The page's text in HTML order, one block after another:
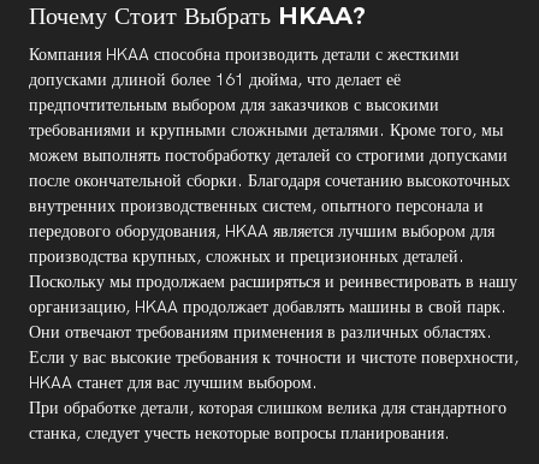
Почему Стоит Выбрать HKAA?
Компания HKAA способна производить детали с жесткими
допусками длиной более 161 дюйма, что делает её
предпочтительным выбором для заказчиков с высокими
требованиями и крупными сложными деталями. Кроме того, мы
можем выполнять постобработку деталей со строгими допусками
после окончательной сборки. Благодаря сочетанию высокоточных
внутренних производственных систем, опытного персонала и
передового оборудования, HKAA является лучшим выбором для
производства крупных, сложных и прецизионных деталей.
Поскольку мы продолжаем расширяться и реинвестировать в нашу
организацию, HKAA продолжает добавлять машины в свой парк.
Они отвечают требованиям применения в различных областях.
Если у вас высокие требования к точности и чистоте поверхности,
HKAA станет для вас лучшим выбором.
При обработке детали, которая слишком велика для стандартного
станка, следует учесть некоторые вопросы планирования.